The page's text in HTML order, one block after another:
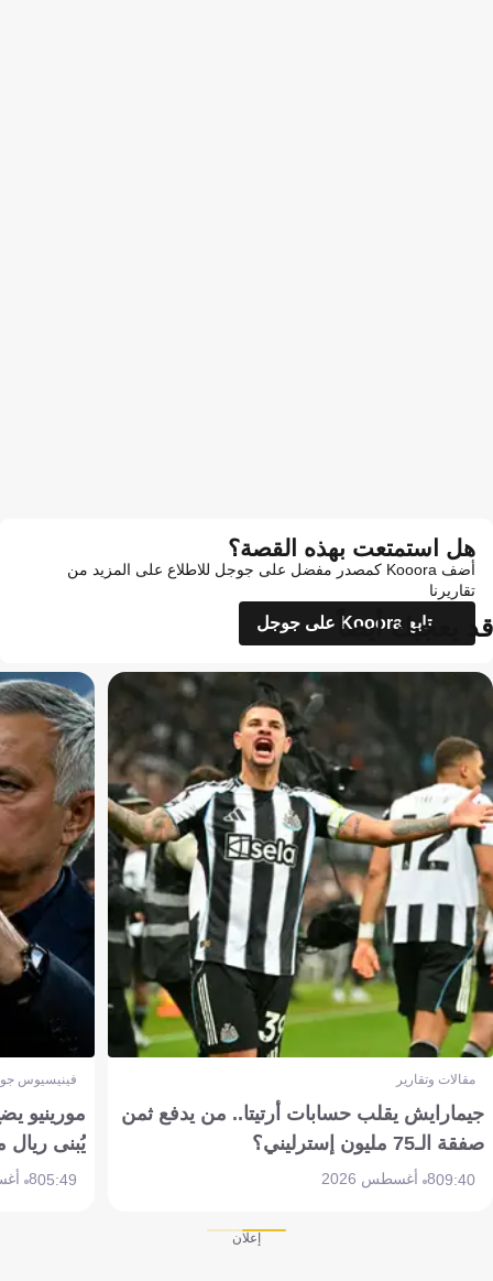
هل استمتعت بهذه القصة؟
أضف Kooora كمصدر مفضل على جوجل للاطلاع على المزيد من
تقاريرنا
تابع Kooora على جوجل
قد يعجبك أيضاً
مقالات وتقارير
جيمارايش يقلب حسابات أرتيتا.. من يدفع ثمن
صفقة الـ75 مليون إسترليني؟
09:408 أغسطس 2026
فينيسيوس
مورينيو
يُبنى ريال
05:498 أغسطس 2026
إعلان